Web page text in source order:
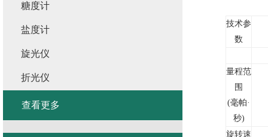
技术参
数
量程范
围
(毫帕·
秒)
旋转速
糖度计
盐度计
旋光仪
折光仪
查看更多